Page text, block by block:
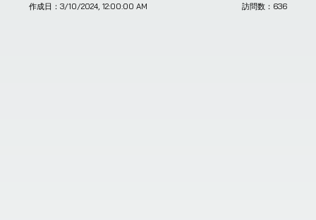
作成日： 3/10/2024, 12:00:00 AM 訪問数： 636